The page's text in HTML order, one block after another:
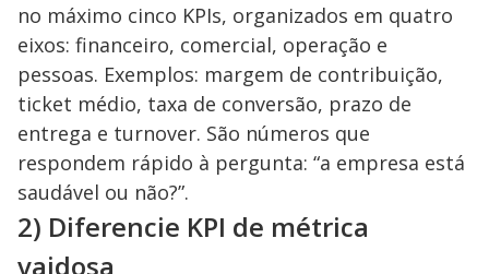
no máximo cinco KPIs, organizados em quatro
eixos: financeiro, comercial, operação e
pessoas. Exemplos: margem de contribuição,
ticket médio, taxa de conversão, prazo de
entrega e turnover. São números que
respondem rápido à pergunta: “a empresa está
saudável ou não?”.
2) Diferencie KPI de métrica
vaidosa